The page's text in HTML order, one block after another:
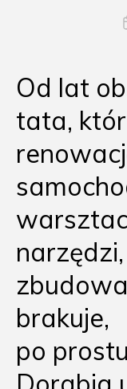
Od lat
tata,
brakuje,
po